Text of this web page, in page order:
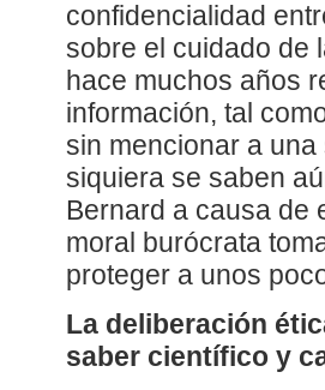
confidencialidad
sobre el cuidado de
hace muchos años
información, tal
sin mencionar a
siquiera se saben
Bernard a causa de
moral burócrata
proteger a unos
La deliberación
saber científico y